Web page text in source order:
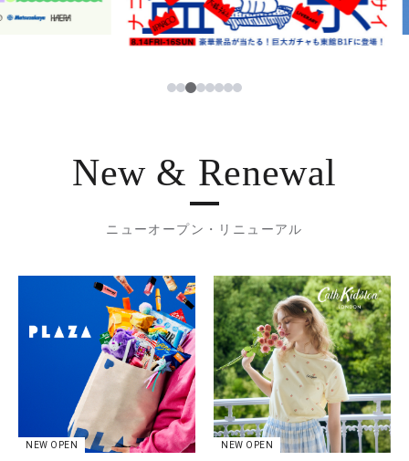
1234567
New & Renewal
ニューオープン・リニューアル
NEW OPEN NEW OPEN